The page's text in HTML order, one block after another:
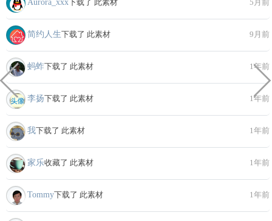
Aurora_xxx下载了 此素材 5月前
简约人生下载了 此素材 9月前
蚂蚱下载了 此素材 1年前
李扬下载了 此素材 1年前
我下载了 此素材 1年前
家乐收藏了 此素材 1年前
Tommy下载了 此素材 1年前